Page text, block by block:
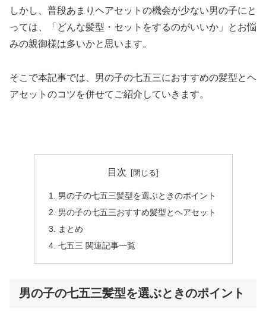
しかし、普段あまりヘアセットの機会が少ない男の子にと
っては、「どんな髪型・セットをするのがいいか」とお悩
みの親御様は多いかと思います。
そこで本記事では、男の子の七五三におすすめの髪型とヘ
アセットのコツを併せてご紹介していきます。
目次
男の子の七五三髪型を選ぶときのポイント
男の子の七五三おすすめ髪型とヘアセット
まとめ
七五三 関連記事一覧
男の子の七五三髪型を選ぶときのポイント